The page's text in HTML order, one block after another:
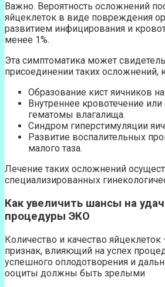
Важно. Вероятность осложнений
яйцеклеток в виде повреждения
развитием инфицирования и
менее 1%.
Эта симптоматика может
присоединении таких осложнений,
Образование кист яичников
Внутреннее кровотечение
гематомы влагалища.
Синдром гиперстимуляции
Развитие воспалительных
малого таза.
Лечение таких осложнений
специализированных
Как увеличить шансы на
процедуры ЭКО
Количество и качество яйцеклеток
признак, влияющий на успех
успешного оплодотворения и
ооциты должны быть зрелыми